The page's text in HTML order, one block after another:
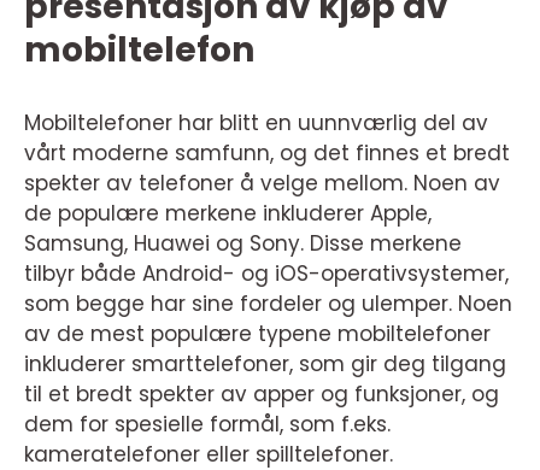
mobiltelefon
Mobiltelefoner har blitt en uunnværlig del av
vårt moderne samfunn, og det finnes et bredt
spekter av telefoner å velge mellom. Noen av
de populære merkene inkluderer Apple,
Samsung, Huawei og Sony. Disse merkene
tilbyr både Android- og iOS-operativsystemer,
som begge har sine fordeler og ulemper. Noen
av de mest populære typene mobiltelefoner
inkluderer smarttelefoner, som gir deg tilgang
til et bredt spekter av apper og funksjoner, og
dem for spesielle formål, som f.eks.
kameratelefoner eller spilltelefoner.